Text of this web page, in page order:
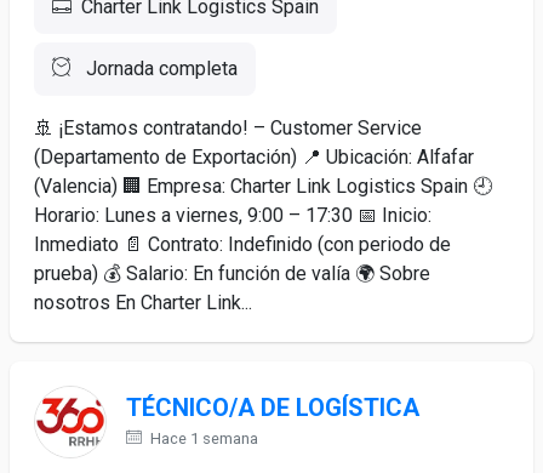
Charter Link Logistics Spain
Jornada completa
🚢 ¡Estamos contratando! – Customer Service
(Departamento de Exportación) 📍 Ubicación: Alfafar
(Valencia) 🏢 Empresa: Charter Link Logistics Spain 🕘
Horario: Lunes a viernes, 9:00 – 17:30 📅 Inicio:
Inmediato 📄 Contrato: Indefinido (con periodo de
prueba) 💰 Salario: En función de valía 🌍 Sobre
nosotros En Charter Link...
TÉCNICO/A DE LOGÍSTICA
Hace 1 semana